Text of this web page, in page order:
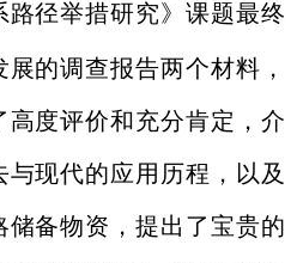
路径举措研究》课题最终
的调查报告两个材料，
度评价和充分肯定， 介
现代的应用历程，以及
备物资，提出了宝贵的